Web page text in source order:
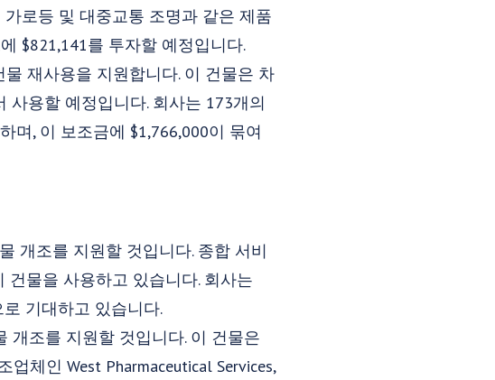
가로등 및 대중교통 조명과 같은 제품
$821,141를 투자할 예정입니다.
재사용을 지원합니다. 이 건물은 차
사용할 예정입니다. 회사는 173개의
며, 이 보조금에 $1,766,000이 묶여
개조를 지원할 것입니다. 종합 서비
건물을 사용하고 있습니다. 회사는
기대하고 있습니다.
개조를 지원할 것입니다. 이 건물은
체인 West Pharmaceutical Services,